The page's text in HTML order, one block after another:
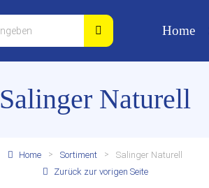
Home
Salinger Naturell
Home Sortiment
Salinger Naturell
Zurück zur vorigen Seite